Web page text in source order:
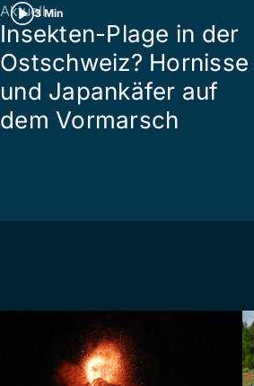
3 Min
Aktuell
Insekten-Plage in der
Ostschweiz? Hornisse
und Japankäfer auf
dem Vormarsch